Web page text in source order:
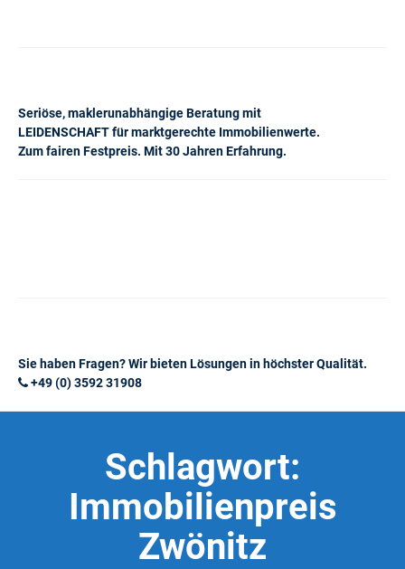
Seriöse, maklerunabhängige Beratung mit
LEIDENSCHAFT für marktgerechte Immobilienwerte.
Zum fairen Festpreis. Mit 30 Jahren Erfahrung.
Sie haben Fragen? Wir bieten Lösungen in höchster Qualität.
+49 (0) 3592 31908
Schlagwort:
Immobilienpreis
Zwönitz